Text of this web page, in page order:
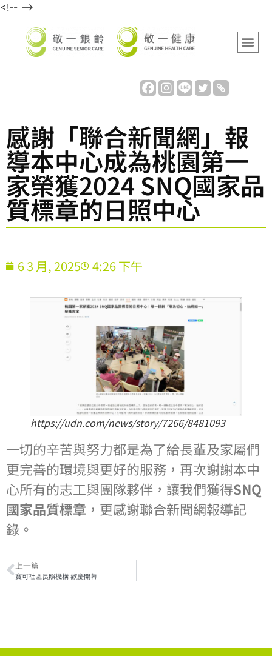
<!-- -->
感謝「聯合新聞網」報
導本中心成為桃園第一
家榮獲2024 SNQ國家品
質標章的日照中心
6 3 月, 2025 4:26 下午
https://udn.com/news/story/7266/8481093
一切的辛苦與努力都是為了給長輩及家屬們
更完善的環境與更好的服務，再次謝謝本中
心所有的志工與團隊夥伴，讓我們獲得SNQ
國家品質標章 ，更感謝聯合新聞網報導記
錄 。
上一篇
寶可社區長照機構 歡慶開幕